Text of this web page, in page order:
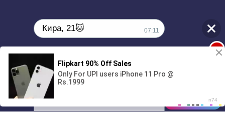
01/07
00:00
Кира, 21🐱 07:11
Поиграешь со мной? 💖🐾
1